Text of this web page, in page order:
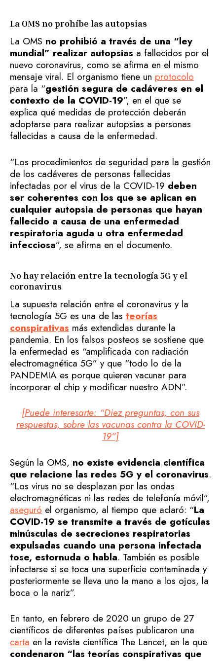
La OMS no prohíbe las autopsias
La OMS no prohibió a través de una “ley
mundial” realizar autopsias a fallecidos por el
nuevo coronavirus, como se afirma en el mismo
mensaje viral. El organismo tiene un protocolo
para la “gestión segura de cadáveres en el
contexto de la COVID-19”, en el que se
explica qué medidas de protección deberán
adoptarse para realizar autopsias a personas
fallecidas a causa de la enfermedad.
“Los procedimientos de seguridad para la gestión
de los cadáveres de personas fallecidas
infectadas por el virus de la COVID-19 deben
ser coherentes con los que se aplican en
cualquier autopsia de personas que hayan
fallecido a causa de una enfermedad
respiratoria aguda u otra enfermedad
infecciosa”, se afirma en el documento.
No hay relación entre la tecnología 5G y el
coronavirus
La supuesta relación entre el coronavirus y la
tecnología 5G es una de las teorías
conspirativas más extendidas durante la
pandemia. En los falsos posteos se sostiene que
la enfermedad es “amplificada con radiación
electromagnética 5G” y que “todo lo de la
PANDEMIA es porque quieren vacunar para
incorporar el chip y modificar nuestro ADN”.
[Puede interesarte: “Diez preguntas, con sus
respuestas, sobre las vacunas contra la COVID-
19”]
Según la OMS, no existe evidencia científica
que relacione las redes 5G y el coronavirus.
“Los virus no se desplazan por las ondas
electromagnéticas ni las redes de telefonía móvil”,
aseguró el organismo, al tiempo que aclaró: “La
COVID-19 se transmite a través de gotículas
minúsculas de secreciones respiratorias
expulsadas cuando una persona infectada
tose, estornuda o habla. También es posible
infectarse si se toca una superficie contaminada y
posteriormente se lleva uno la mano a los ojos, la
boca o la nariz”.
En tanto, en febrero de 2020 un grupo de 27
científicos de diferentes países publicaron una
carta en la revista científica The Lancet, en la que
condenaron “las teorías conspirativas que